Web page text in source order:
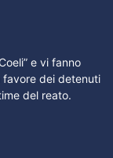
e vi fanno
favore dei detenuti
del reato.